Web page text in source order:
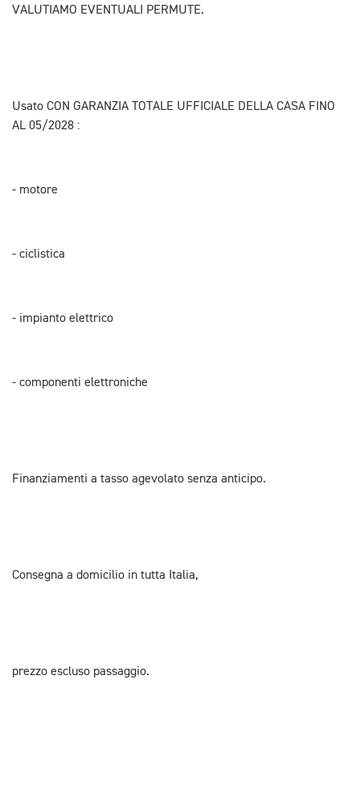
VALUTIAMO EVENTUALI PERMUTE.
Usato CON GARANZIA TOTALE UFFICIALE DELLA CASA FINO
AL 05/2028 :
- motore
- ciclistica
- impianto elettrico
- componenti elettroniche
Finanziamenti a tasso agevolato senza anticipo.
Consegna a domicilio in tutta Italia,
prezzo escluso passaggio.